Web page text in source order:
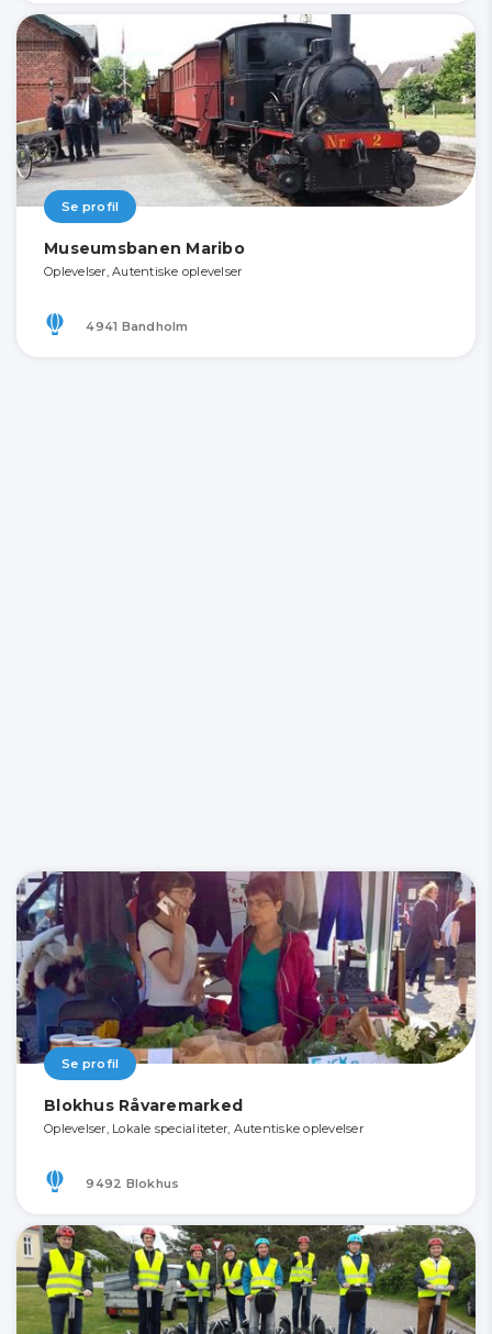
Se profil
Museumsbanen Maribo
Oplevelser, Autentiske oplevelser
4941 Bandholm
Se profil
Blokhus Råvaremarked
Oplevelser, Lokale specialiteter, Autentiske oplevelser
9492 Blokhus